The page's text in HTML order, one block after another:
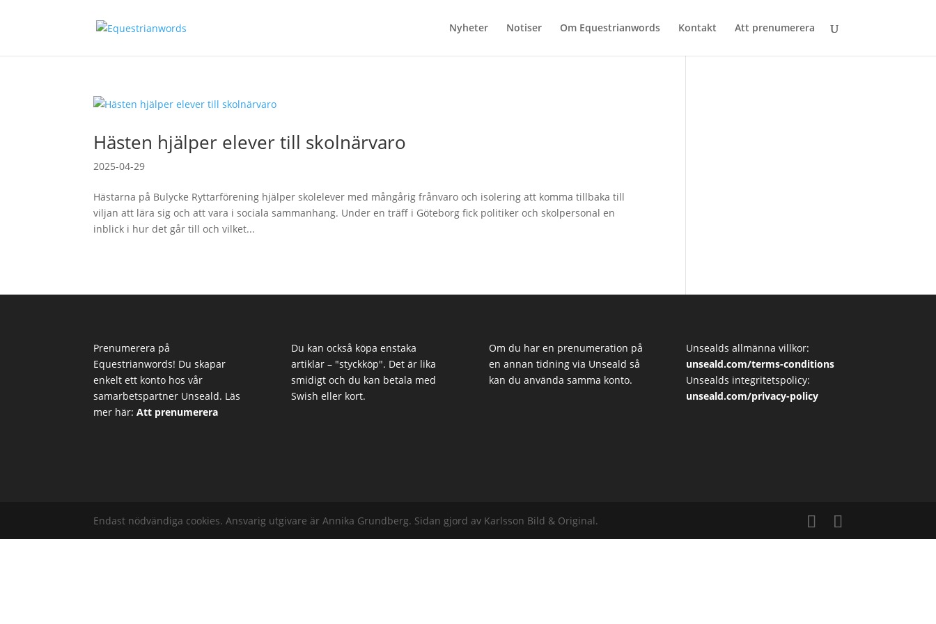
Nyheter Notiser Om Equestrianwords Kontakt Att prenumerera
Hästen hjälper elever till skolnärvaro
2025-04-29
Hästarna på Bulycke Ryttarförening hjälper skolelever med mångårig frånvaro och isolering att komma tillbaka till
viljan att lära sig och att vara i sociala sammanhang. Under en träff i Göteborg fick politiker och skolpersonal en
inblick i hur det går till och vilket...
Prenumerera på
Equestrianwords! Du skapar
enkelt ett konto hos vår
samarbetspartner Unseald. Läs
mer här:Att prenumerera
Du kan också köpa enstaka
artiklar – "styckköp". Det är lika
smidigt och du kan betala med
Swish eller kort.
Om du har en prenumeration på
en annan tidning via Unseald så
kan du använda samma konto.
Unsealds allmänna villkor:
unseald.com/terms-conditions
Unsealds integritetspolicy:
unseald.com/privacy-policy
Endast nödvändiga cookies. Ansvarig utgivare är Annika Grundberg. Sidan gjord av Karlsson Bild & Original.